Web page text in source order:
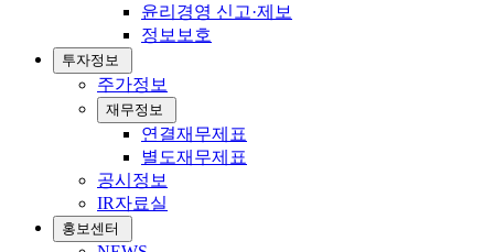
윤리경영 신고·제보
정보보호
투자정보
주가정보
재무정보
연결재무제표
별도재무제표
공시정보
IR자료실
홍보센터